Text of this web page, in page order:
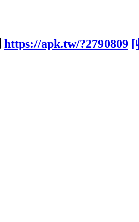
https://apk.tw/?2790809 [